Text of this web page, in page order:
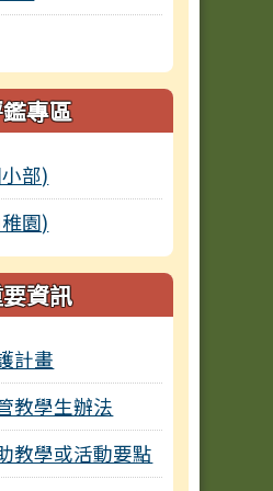
專區
部)
園)
資訊
計畫
教學生辦法
教學或活動要點